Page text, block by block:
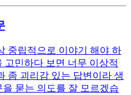
중립적으로 이야기 해야 하
고민하다 보면 너무 이상적
좀 괴리감 있는 답변이라 생
묻는 의도를 잘 모르겠습